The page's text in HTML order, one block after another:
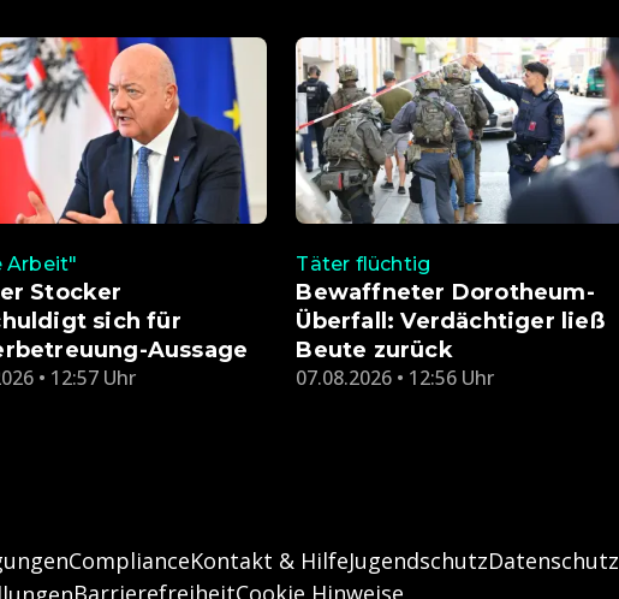
Arbeit"
Stocker
sich für
Aussage
• 12:57 Uhr
Täter flüchtig
Bewaffneter Dorotheum-
Überfall: Verdächtiger ließ
Beute zurück
07.08.2026 • 12:56 Uhr
ComplianceKontakt & HilfeJugendschutzDatenschutz
BarrierefreiheitCookie Hinweise